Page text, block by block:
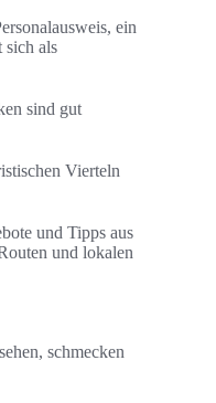
ein
sich als
sind gut
Vierteln
und Tipps aus
und lokalen
schmecken